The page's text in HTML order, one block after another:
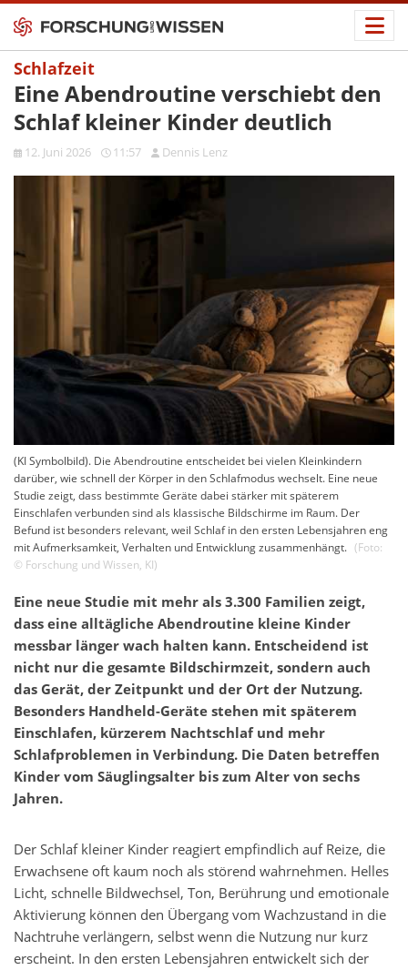
Schlafzeit
Eine Abendroutine verschiebt den
Schlaf kleiner Kinder deutlich
12. Juni 2026 11:57 Dennis Lenz
(KI Symbolbild). Die Abendroutine entscheidet bei vielen Kleinkindern
darüber, wie schnell der Körper in den Schlafmodus wechselt. Eine neue
Studie zeigt, dass bestimmte Geräte dabei stärker mit späterem
Einschlafen verbunden sind als klassische Bildschirme im Raum. Der
Befund ist besonders relevant, weil Schlaf in den ersten Lebensjahren eng
mit Aufmerksamkeit, Verhalten und Entwicklung zusammenhängt. (Foto:
© Forschung und Wissen, KI)
Eine neue Studie mit mehr als 3.300 Familien zeigt,
dass eine alltägliche Abendroutine kleine Kinder
messbar länger wach halten kann. Entscheidend ist
nicht nur die gesamte Bildschirmzeit, sondern auch
das Gerät, der Zeitpunkt und der Ort der Nutzung.
Besonders Handheld-Geräte stehen mit späterem
Einschlafen, kürzerem Nachtschlaf und mehr
Schlafproblemen in Verbindung. Die Daten betreffen
Kinder vom Säuglingsalter bis zum Alter von sechs
Jahren.
Der Schlaf kleiner Kinder reagiert empfindlich auf Reize, die
Erwachsene oft kaum noch als störend wahrnehmen. Helles
Licht, schnelle Bildwechsel, Ton, Berührung und emotionale
Aktivierung können den Übergang vom Wachzustand in die
Nachtruhe verlängern, selbst wenn die Nutzung nur kurz
erscheint. In den ersten Lebensjahren entwickelt sich der